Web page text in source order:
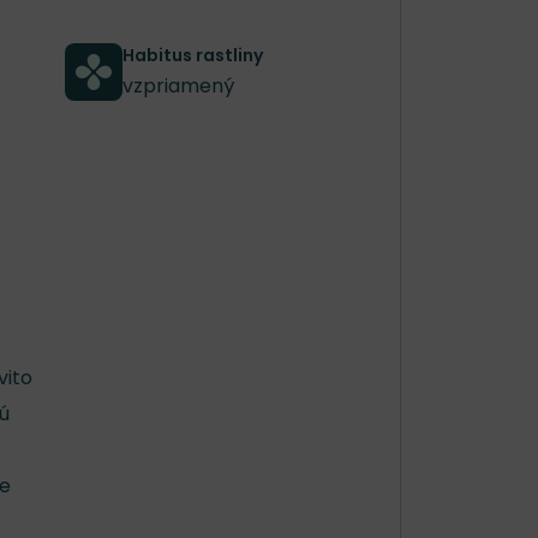
Habitus rastliny
vzpriamený